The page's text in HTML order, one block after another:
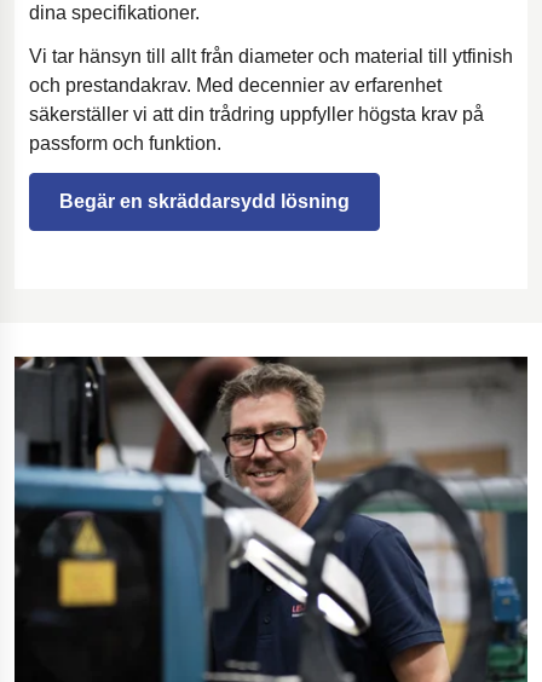
dina specifikationer.
Vi tar hänsyn till allt från diameter och material till ytfinish
och prestandakrav. Med decennier av erfarenhet
säkerställer vi att din trådring uppfyller högsta krav på
passform och funktion.
Begär en skräddarsydd lösning